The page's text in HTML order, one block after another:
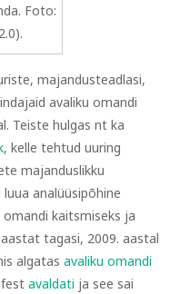
Foto:
majandusteadlasi,
avaliku omandi
Teiste hulgas nt ka
, kelle tehtud uuring
majanduslikku
analüüsipõhine
kaitsmiseks ja
tagasi, 2009. aastal
algatas avaliku omandi
avaldati ja see sai